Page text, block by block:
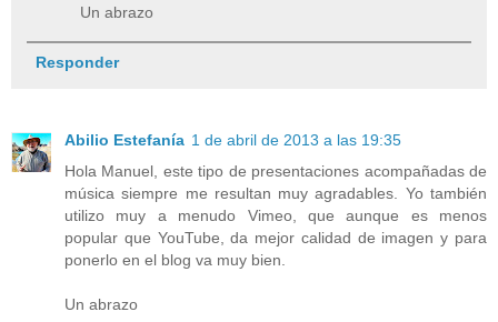
Un abrazo
Responder
Abilio Estefanía 1 de abril de 2013 a las 19:35
Hola Manuel, este tipo de presentaciones acompañadas de
música siempre me resultan muy agradables. Yo también
utilizo muy a menudo Vimeo, que aunque es menos
popular que YouTube, da mejor calidad de imagen y para
ponerlo en el blog va muy bien.
Un abrazo